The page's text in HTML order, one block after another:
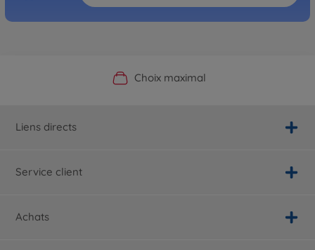
Boutique officielle du fabricant
Choix maximal
Service personnalisé
Livraison rapide
Liens directs
Service client
Achats